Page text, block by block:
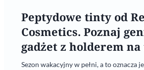
Peptydowe tinty od
Cosmetics. Poznaj
gadżet z holderem
Sezon wakacyjny w pełni, a to oznacza